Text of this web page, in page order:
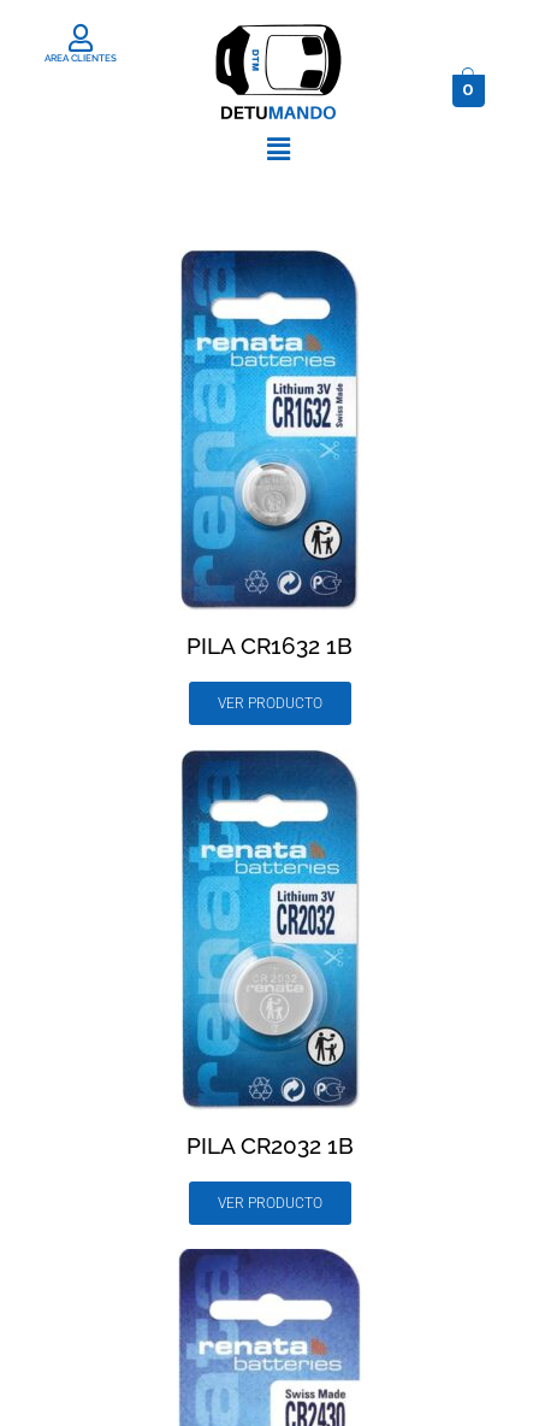
AREA CLIENTES
0
PILA CR1632 1B
VER PRODUCTO
PILA CR2032 1B
VER PRODUCTO